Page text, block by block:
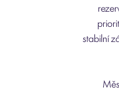
stabilní